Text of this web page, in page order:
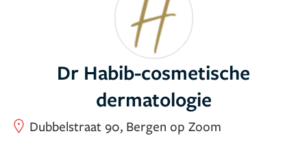
Dr Habib-cosmetische
dermatologie
Dubbelstraat 90, Bergen op Zoom